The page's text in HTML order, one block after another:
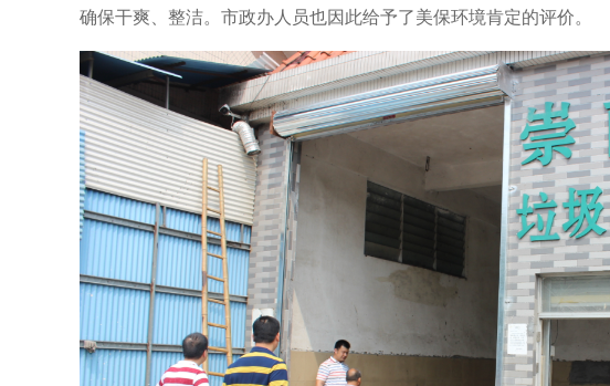
确保干爽、整洁。市政办人员也因此给予了美保环境肯定的评价。